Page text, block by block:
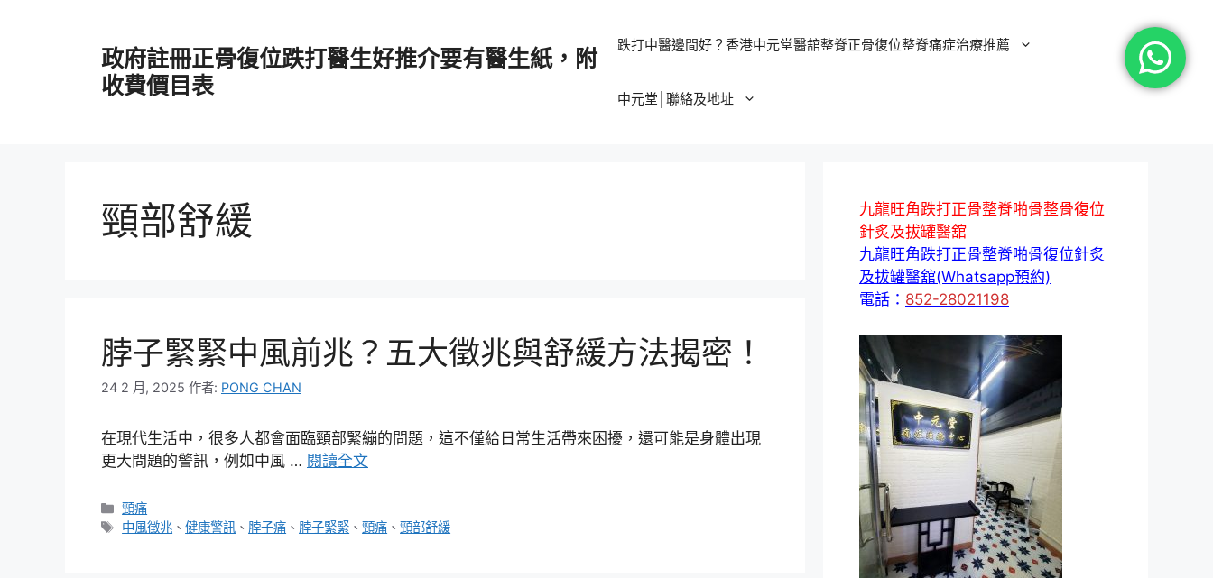
政府註冊正骨復位跌打醫生好推介要有醫生紙，附
收費價目表
跌打中醫邊間好？香港中元堂醫舘整脊正骨復位整脊痛症治療推薦
中元堂│聯絡及地址
頸部舒緩
脖子緊緊中風前兆？五大徵兆與舒緩方法揭密！
24 2 月, 2025 作者: PONG CHAN
在現代生活中，很多人都會面臨頸部緊繃的問題，這不僅給日常生活帶來困擾，還可能是身體出現
更大問題的警訊，例如中風 … 閱讀全文
分
類
頸痛
標
中風徵兆 、健康警訊 、 脖子痛 、 脖子緊緊 、頸痛 、頸部舒緩
九龍旺角跌打正骨整脊啪骨整骨復位
針炙及拔罐醫舘
九龍旺角跌打正骨整脊啪骨復位針炙
及拔罐醫舘(Whatsapp預約)
電話： 852-28021198